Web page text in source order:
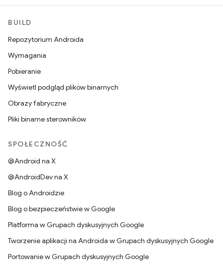
BUILD
Repozytorium Androida
Wymagania
Pobieranie
Wyświetl podgląd plików binarnych
Obrazy fabryczne
Pliki binarne sterowników
SPOŁECZNOŚĆ
@Android na X
@AndroidDev na X
Blog o Androidzie
Blog o bezpieczeństwie w Google
Platforma w Grupach dyskusyjnych Google
Tworzenie aplikacji na Androida w Grupach dyskusyjnych Google
Portowanie w Grupach dyskusyjnych Google